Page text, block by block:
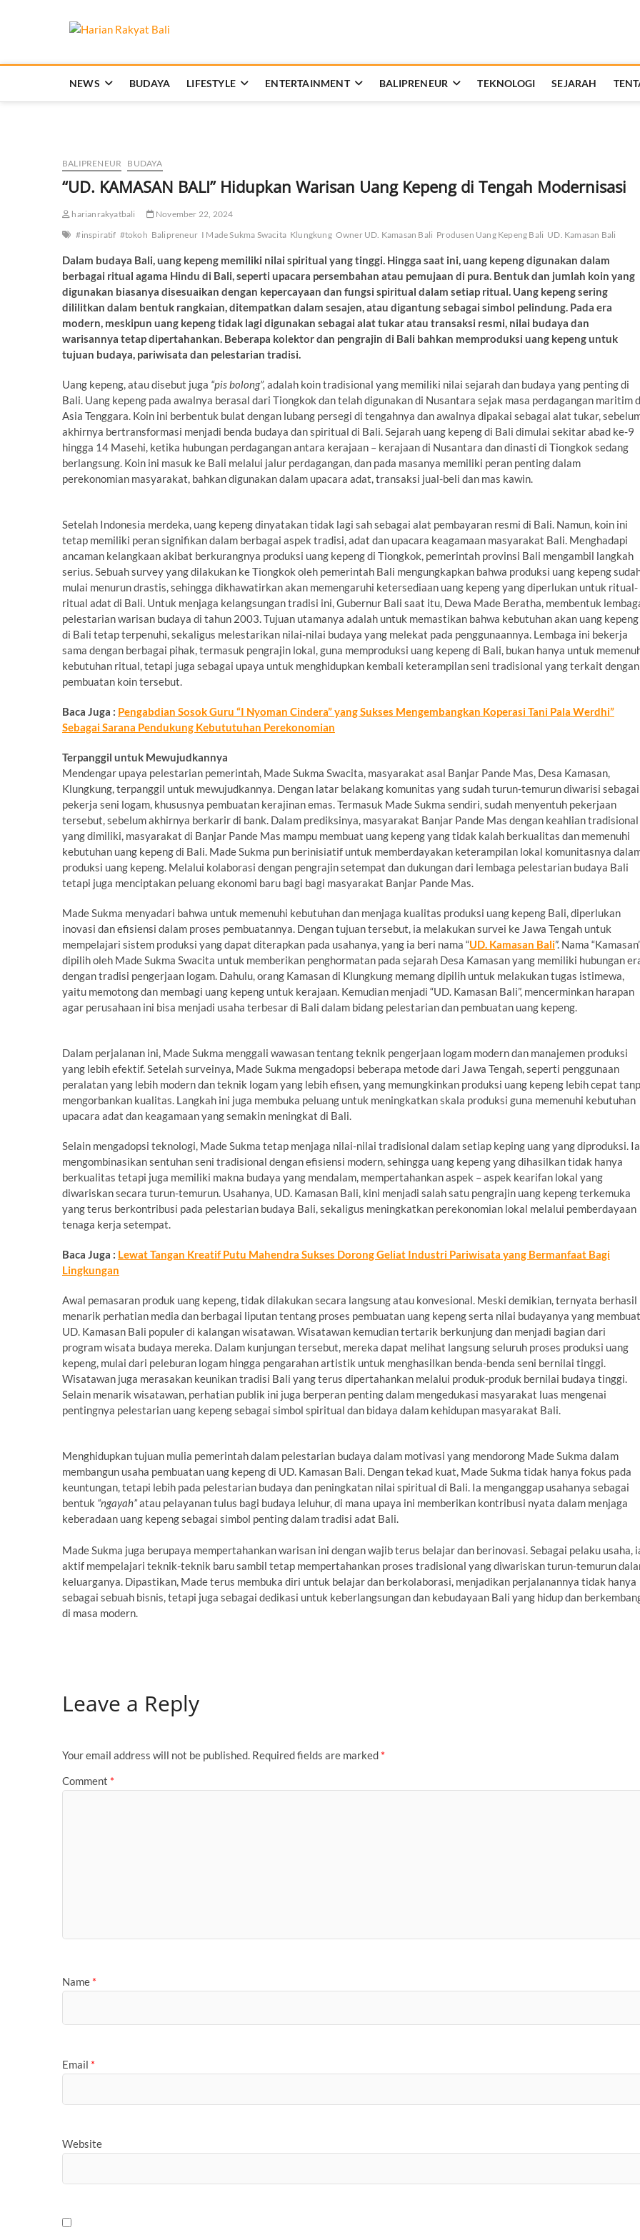
NEWS BUDAYA LIFESTYLE ENTERTAINMENT BALIPRENEUR TEKNOLOGI SEJARAH
BALIPRENEUR BUDAYA
“UD. KAMASAN BALI” Hidupkan Warisan Uang Kepeng di Tengah Modernisasi
harianrakyatbali
November 22, 2024
#inspiratif #tokoh Balipreneur I Made Sukma Swacita Klungkung Owner UD. Kamasan Bali Produsen Uang Kepeng Bali UD. Kamasan Bali
Dalam budaya Bali, uang kepeng memiliki nilai spiritual yang tinggi. Hingga saat ini, uang kepeng digunakan dalam
berbagai ritual agama Hindu di Bali, seperti upacara persembahan atau pemujaan di pura. Bentuk dan jumlah koin yang
digunakan biasanya disesuaikan dengan kepercayaan dan fungsi spiritual dalam setiap ritual. Uang kepeng sering
dililitkan dalam bentuk rangkaian, ditempatkan dalam sesajen, atau digantung sebagai simbol pelindung. Pada era
modern, meskipun uang kepeng tidak lagi digunakan sebagai alat tukar atau transaksi resmi, nilai budaya dan
warisannya tetap dipertahankan. Beberapa kolektor dan pengrajin di Bali bahkan memproduksi uang kepeng untuk
tujuan budaya, pariwisata dan pelestarian tradisi.
Uang kepeng, atau disebut juga “pis bolong”, adalah koin tradisional yang memiliki nilai sejarah dan budaya yang penting di
Bali. Uang kepeng pada awalnya berasal dari Tiongkok dan telah digunakan di Nusantara sejak masa perdagangan maritim
Asia Tenggara. Koin ini berbentuk bulat dengan lubang persegi di tengahnya dan awalnya dipakai sebagai alat tukar,
akhirnya bertransformasi menjadi benda budaya dan spiritual di Bali. Sejarah uang kepeng di Bali dimulai sekitar abad ke-9
hingga 14 Masehi, ketika hubungan perdagangan antara kerajaan – kerajaan di Nusantara dan dinasti di Tiongkok sedang
berlangsung. Koin ini masuk ke Bali melalui jalur perdagangan, dan pada masanya memiliki peran penting dalam
perekonomian masyarakat, bahkan digunakan dalam upacara adat, transaksi jual-beli dan mas kawin.
Setelah Indonesia merdeka, uang kepeng dinyatakan tidak lagi sah sebagai alat pembayaran resmi di Bali. Namun, koin ini
tetap memiliki peran signifikan dalam berbagai aspek tradisi, adat dan upacara keagamaan masyarakat Bali. Menghadapi
ancaman kelangkaan akibat berkurangnya produksi uang kepeng di Tiongkok, pemerintah provinsi Bali mengambil langkah
serius. Sebuah survey yang dilakukan ke Tiongkok oleh pemerintah Bali mengungkapkan bahwa produksi uang kepeng
mulai menurun drastis, sehingga dikhawatirkan akan memengaruhi ketersediaan uang kepeng yang diperlukan untuk ritual-
ritual adat di Bali. Untuk menjaga kelangsungan tradisi ini, Gubernur Bali saat itu, Dewa Made Beratha, membentuk
pelestarian warisan budaya di tahun 2003. Tujuan utamanya adalah untuk memastikan bahwa kebutuhan akan uang kepeng
di Bali tetap terpenuhi, sekaligus melestarikan nilai-nilai budaya yang melekat pada penggunaannya. Lembaga ini bekerja
sama dengan berbagai pihak, termasuk pengrajin lokal, guna memproduksi uang kepeng di Bali, bukan hanya untuk
kebutuhan ritual, tetapi juga sebagai upaya untuk menghidupkan kembali keterampilan seni tradisional yang terkait dengan
pembuatan koin tersebut.
Baca Juga : Pengabdian Sosok Guru “I Nyoman Cindera” yang Sukses Mengembangkan Koperasi Tani Pala Werdhi”
Sebagai Sarana Pendukung Kebututuhan Perekonomian
Terpanggil untuk Mewujudkannya
Mendengar upaya pelestarian pemerintah, Made Sukma Swacita, masyarakat asal Banjar Pande Mas, Desa Kamasan,
Klungkung, terpanggil untuk mewujudkannya. Dengan latar belakang komunitas yang sudah turun-temurun diwarisi sebagai
pekerja seni logam, khususnya pembuatan kerajinan emas. Termasuk Made Sukma sendiri, sudah menyentuh pekerjaan
tersebut, sebelum akhirnya berkarir di bank. Dalam prediksinya, masyarakat Banjar Pande Mas dengan keahlian tradisional
yang dimiliki, masyarakat di Banjar Pande Mas mampu membuat uang kepeng yang tidak kalah berkualitas dan memenuhi
kebutuhan uang kepeng di Bali. Made Sukma pun berinisiatif untuk memberdayakan keterampilan lokal komunitasnya
produksi uang kepeng. Melalui kolaborasi dengan pengrajin setempat dan dukungan dari lembaga pelestarian budaya Bali
tetapi juga menciptakan peluang ekonomi baru bagi bagi masyarakat Banjar Pande Mas.
Made Sukma menyadari bahwa untuk memenuhi kebutuhan dan menjaga kualitas produksi uang kepeng Bali, diperlukan
inovasi dan efisiensi dalam proses pembuatannya. Dengan tujuan tersebut, ia melakukan survei ke Jawa Tengah untuk
mempelajari sistem produksi yang dapat diterapkan pada usahanya, yang ia beri nama “UD. Kamasan Bali”. Nama
dipilih oleh Made Sukma Swacita untuk memberikan penghormatan pada sejarah Desa Kamasan yang memiliki hubungan
dengan tradisi pengerjaan logam. Dahulu, orang Kamasan di Klungkung memang dipilih untuk melakukan tugas istimewa,
yaitu memotong dan membagi uang kepeng untuk kerajaan. Kemudian menjadi “UD. Kamasan Bali”, mencerminkan harapan
agar perusahaan ini bisa menjadi usaha terbesar di Bali dalam bidang pelestarian dan pembuatan uang kepeng.
Dalam perjalanan ini, Made Sukma menggali wawasan tentang teknik pengerjaan logam modern dan manajemen produksi
yang lebih efektif. Setelah surveinya, Made Sukma mengadopsi beberapa metode dari Jawa Tengah, seperti penggunaan
peralatan yang lebih modern dan teknik logam yang lebih efisen, yang memungkinkan produksi uang kepeng lebih cepat
mengorbankan kualitas. Langkah ini juga membuka peluang untuk meningkatkan skala produksi guna memenuhi kebutuhan
upacara adat dan keagamaan yang semakin meningkat di Bali.
Selain mengadopsi teknologi, Made Sukma tetap menjaga nilai-nilai tradisional dalam setiap keping uang yang diproduksi. Ia
mengombinasikan sentuhan seni tradisional dengan efisiensi modern, sehingga uang kepeng yang dihasilkan tidak hanya
berkualitas tetapi juga memiliki makna budaya yang mendalam, mempertahankan aspek – aspek kearifan lokal yang
diwariskan secara turun-temurun. Usahanya, UD. Kamasan Bali, kini menjadi salah satu pengrajin uang kepeng terkemuka
yang terus berkontribusi pada pelestarian budaya Bali, sekaligus meningkatkan perekonomian lokal melalui pemberdayaan
tenaga kerja setempat.
Baca Juga : Lewat Tangan Kreatif Putu Mahendra Sukses Dorong Geliat Industri Pariwisata yang Bermanfaat Bagi
Lingkungan
Awal pemasaran produk uang kepeng, tidak dilakukan secara langsung atau konvesional. Meski demikian, ternyata berhasil
menarik perhatian media dan berbagai liputan tentang proses pembuatan uang kepeng serta nilai budayanya yang membuat
UD. Kamasan Bali populer di kalangan wisatawan. Wisatawan kemudian tertarik berkunjung dan menjadi bagian dari
program wisata budaya mereka. Dalam kunjungan tersebut, mereka dapat melihat langsung seluruh proses produksi uang
kepeng, mulai dari peleburan logam hingga pengarahan artistik untuk menghasilkan benda-benda seni bernilai tinggi.
Wisatawan juga merasakan keunikan tradisi Bali yang terus dipertahankan melalui produk-produk bernilai budaya tinggi.
Selain menarik wisatawan, perhatian publik ini juga berperan penting dalam mengedukasi masyarakat luas mengenai
pentingnya pelestarian uang kepeng sebagai simbol spiritual dan bidaya dalam kehidupan masyarakat Bali.
Menghidupkan tujuan mulia pemerintah dalam pelestarian budaya dalam motivasi yang mendorong Made Sukma dalam
membangun usaha pembuatan uang kepeng di UD. Kamasan Bali. Dengan tekad kuat, Made Sukma tidak hanya fokus pada
keuntungan, tetapi lebih pada pelestarian budaya dan peningkatan nilai spiritual di Bali. Ia menganggap usahanya sebagai
bentuk “ngayah”atau pelayanan tulus bagi budaya leluhur, di mana upaya ini memberikan kontribusi nyata dalam menjaga
keberadaan uang kepeng sebagai simbol penting dalam tradisi adat Bali.
Made Sukma juga berupaya mempertahankan warisan ini dengan wajib terus belajar dan berinovasi. Sebagai pelaku usaha,
aktif mempelajari teknik-teknik baru sambil tetap mempertahankan proses tradisional yang diwariskan turun-temurun
keluarganya. Dipastikan, Made terus membuka diri untuk belajar dan berkolaborasi, menjadikan perjalanannya tidak hanya
sebagai sebuah bisnis, tetapi juga sebagai dedikasi untuk keberlangsungan dan kebudayaan Bali yang hidup dan
di masa modern.
Leave a Reply
Your email address will not be published. Required fields are marked *
Comment *
Name *
Email *
Website